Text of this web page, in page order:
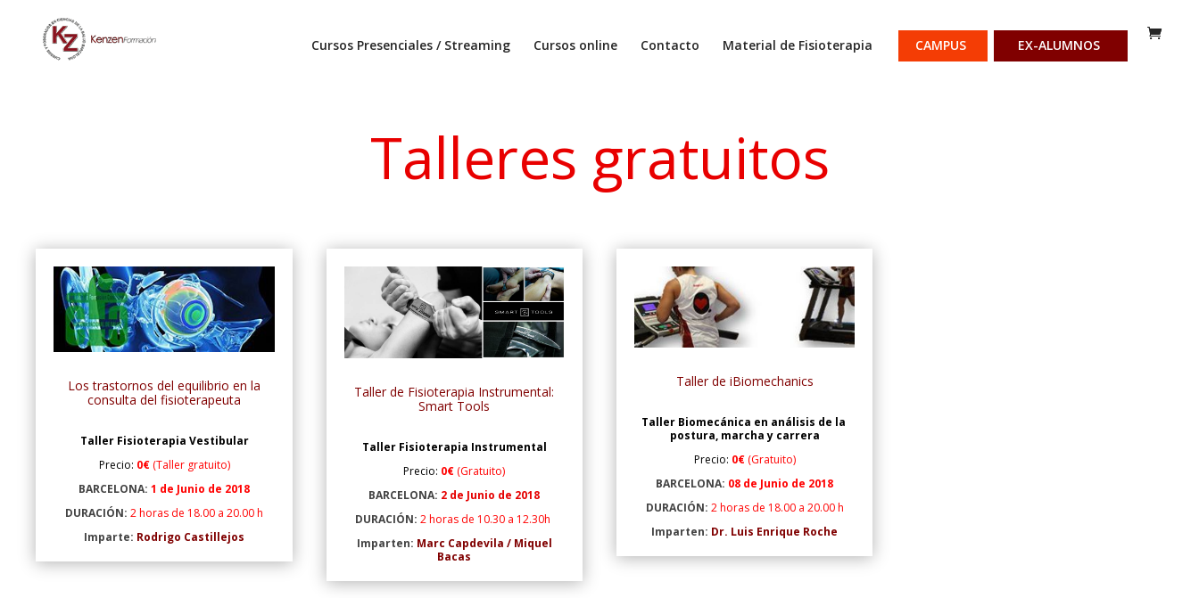
Cursos Presenciales / Streaming Cursos online Contacto Material de Fisioterapia CAMPUS EX-ALUMNOS
Talleres gratuitos
Los trastornos del equilibrio en la
consulta del fisioterapeuta
Taller Fisioterapia Vestibular
Precio: 0€ (Taller gratuito)
BARCELONA:1 de Junio de 2018
DURACIÓN: 2 horas de 18.00 a 20.00 h
Imparte: Rodrigo Castillejos
Taller de Fisioterapia Instrumental:
Smart Tools
Taller Fisioterapia Instrumental
Precio: 0€ (Gratuito)
BARCELONA: 2 de Junio de 2018
DURACIÓN: 2 horas de 10.30 a 12.30h
Imparten: Marc Capdevila / Miquel
Bacas
Taller de iBiomechanics
Taller Biomecánica en análisis de la
postura, marcha y carrera
Precio: 0€ (Gratuito)
BARCELONA: 08 de Junio de 2018
DURACIÓN: 2 horas de 18.00 a 20.00 h
Imparten: Dr. Luis Enrique Roche